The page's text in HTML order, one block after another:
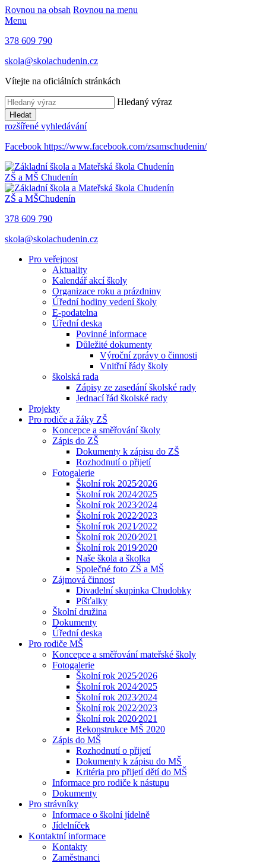
Rovnou na obsah Rovnou na menu
Menu
378 609 790
skola@skolachudenin.cz
Vítejte na oficiálních stránkách
Hledaný výraz
Hledat
rozšířené vyhledávání
Facebook https://www.facebook.com/zsamschudenin/
ZŠ a MŠ Chudenín
ZŠ a MŠChudenín
378 609 790
skola@skolachudenin.cz
Pro veřejnost
Aktuality
Kalendář akcí školy
Organizace roku a prázdniny
Úřední hodiny vedení školy
E-podatelna
Úřední deska
Povinné informace
Důležité dokumenty
Výroční zprávy o činnosti
Vnitřní řády školy
školská rada
Zápisy ze zasedání školské rady
Jednací řád školské rady
Projekty
Pro rodiče a žáky ZŠ
Koncepce a směřování školy
Zápis do ZŠ
Dokumenty k zápisu do ZŠ
Rozhodnutí o přijetí
Fotogalerie
Školní rok 2025⁄2026
Školní rok 2024⁄2025
Školní rok 2023⁄2024
Školní rok 2022⁄2023
Školní rok 2021⁄2022
Školní rok 2020⁄2021
Školní rok 2019⁄2020
Naše škola a školka
Společné foto ZŠ a MŠ
Zájmová činnost
Divadelní skupinka Chudobky
Píšťalky
Školní družina
Dokumenty
Úřední deska
Pro rodiče MŠ
Koncepce a směřování mateřské školy
Fotogalerie
Školní rok 2025⁄2026
Školní rok 2024⁄2025
Školní rok 2023⁄2024
Školní rok 2022⁄2023
Školní rok 2020⁄2021
Rekonstrukce MŠ 2020
Zápis do MŠ
Rozhodnutí o přijetí
Dokumenty k zápisu do MŠ
Kritéria pro přijetí dětí do MŠ
Informace pro rodiče k nástupu
Dokumenty
Pro strávníky
Informace o školní jídelně
Jídelníček
Kontaktní informace
Kontakty
Zaměstnanci